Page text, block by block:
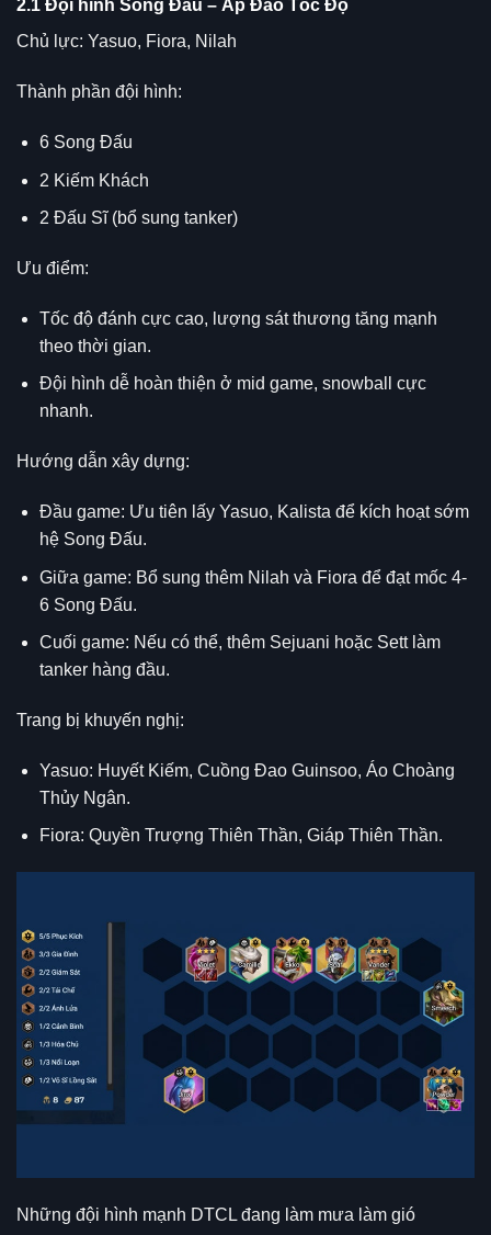
2.1 Đội hình Song Đấu – Áp Đảo Tốc Độ
Chủ lực: Yasuo, Fiora, Nilah
Thành phần đội hình:
6 Song Đấu
2 Kiếm Khách
2 Đấu Sĩ (bổ sung tanker)
Ưu điểm:
Tốc độ đánh cực cao, lượng sát thương tăng mạnh
theo thời gian.
Đội hình dễ hoàn thiện ở mid game, snowball cực
nhanh.
Hướng dẫn xây dựng:
Đầu game: Ưu tiên lấy Yasuo, Kalista để kích hoạt sớm
hệ Song Đấu.
Giữa game: Bổ sung thêm Nilah và Fiora để đạt mốc 4-
6 Song Đấu.
Cuối game: Nếu có thể, thêm Sejuani hoặc Sett làm
tanker hàng đầu.
Trang bị khuyến nghị:
Yasuo: Huyết Kiếm, Cuồng Đao Guinsoo, Áo Choàng
Thủy Ngân.
Fiora: Quyền Trượng Thiên Thần, Giáp Thiên Thần.
Những đội hình mạnh DTCL đang làm mưa làm gió